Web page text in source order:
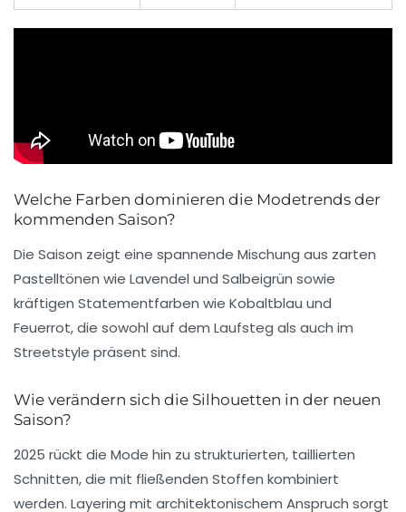
Welche Farben dominieren die Modetrends der
kommenden Saison?
Die Saison zeigt eine spannende Mischung aus zarten
Pastelltönen wie Lavendel und Salbeigrün sowie
kräftigen Statementfarben wie Kobaltblau und
Feuerrot, die sowohl auf dem Laufsteg als auch im
Streetstyle präsent sind.
Wie verändern sich die Silhouetten in der neuen
Saison?
2025 rückt die Mode hin zu strukturierten, taillierten
Schnitten, die mit fließenden Stoffen kombiniert
werden. Layering mit architektonischem Anspruch sorgt